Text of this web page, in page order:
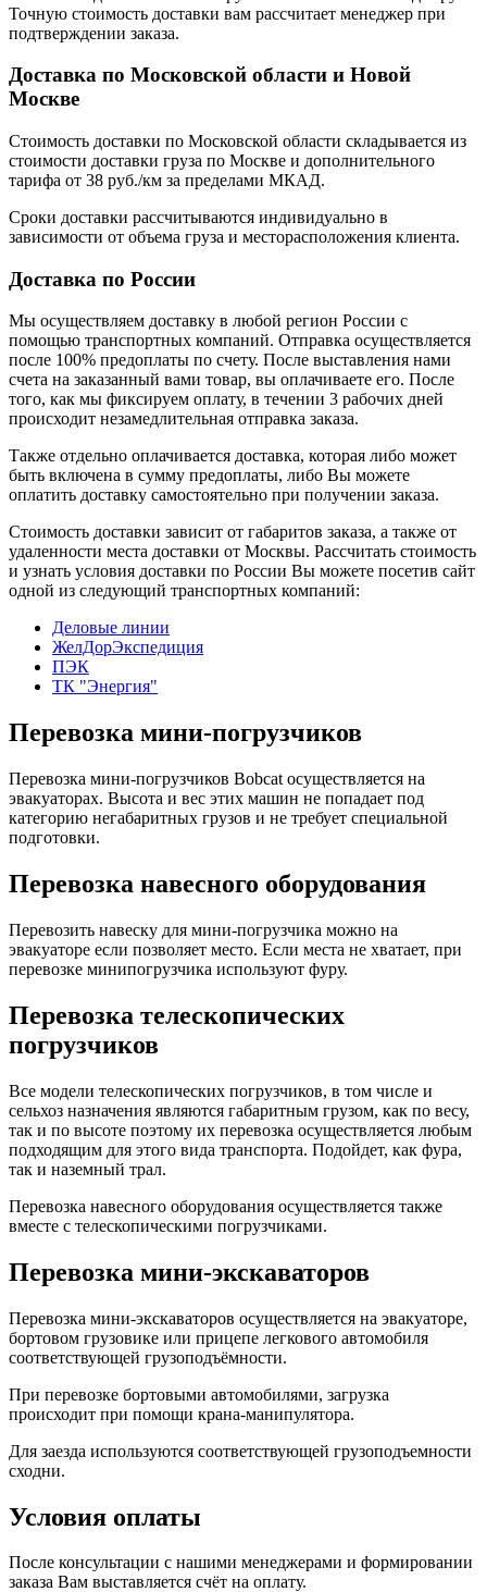
Точную стоимость доставки вам рассчитает менеджер при
подтверждении заказа.
Доставка по Московской области и Новой
Москве
Стоимость доставки по Московской области складывается из
стоимости доставки груза по Москве и дополнительного
тарифа от 38 руб./км за пределами МКАД.
Сроки доставки рассчитываются индивидуально в
зависимости от объема груза и месторасположения клиента.
Доставка по России
Мы осуществляем доставку в любой регион России с
помощью транспортных компаний. Отправка осуществляется
после 100% предоплаты по счету. После выставления нами
счета на заказанный вами товар, вы оплачиваете его. После
того, как мы фиксируем оплату, в течении 3 рабочих дней
происходит незамедлительная отправка заказа.
Также отдельно оплачивается доставка, которая либо может
быть включена в сумму предоплаты, либо Вы можете
оплатить доставку самостоятельно при получении заказа.
Стоимость доставки зависит от габаритов заказа, а также от
удаленности места доставки от Москвы. Рассчитать стоимость
и узнать условия доставки по России Вы можете посетив сайт
одной из следующий транспортных компаний:
Деловые линии
ЖелДорЭкспедиция
ПЭК
ТК "Энергия"
Перевозка мини-погрузчиков
Перевозка мини-погрузчиков Bobcat осуществляется на
эвакуаторах. Высота и вес этих машин не попадает под
категорию негабаритных грузов и не требует специальной
подготовки.
Перевозка навесного оборудования
Перевозить навеску для мини-погрузчика можно на
эвакуаторе если позволяет место. Если места не хватает, при
перевозке минипогрузчика используют фуру.
Перевозка телескопических
погрузчиков
Все модели телескопических погрузчиков, в том числе и
сельхоз назначения являются габаритным грузом, как по весу,
так и по высоте поэтому их перевозка осуществляется любым
подходящим для этого вида транспорта. Подойдет, как фура,
так и наземный трал.
Перевозка навесного оборудования осуществляется также
вместе с телескопическими погрузчиками.
Перевозка мини-экскаваторов
Перевозка мини-экскаваторов осуществляется на эвакуаторе,
бортовом грузовике или прицепе легкового автомобиля
соответствующей грузоподъёмности.
При перевозке бортовыми автомобилями, загрузка
происходит при помощи крана-манипулятора.
Для заезда используются соответствующей грузоподъемности
сходни.
Условия оплаты
После консультации с нашими менеджерами и формировании
заказа Вам выставляется счёт на оплату.